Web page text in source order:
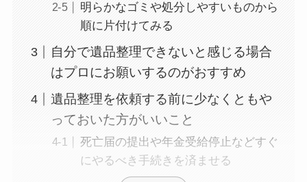
明らかなゴミや処分しやすいものから
順に片付けてみる
自分で遺品整理できないと感じる場合
はプロにお願いするのがおすすめ
遺品整理を依頼する前に少なくともや
っておいた方がいいこと
死亡届の提出や年金受給停止などすぐ
にやるべき手続きを済ませる